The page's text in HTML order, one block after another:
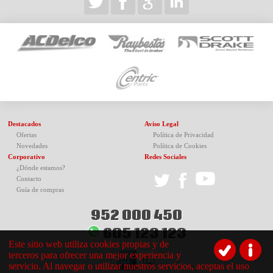
Destacados
Ofertas
Novedades
Corporativo
¿Dónde estamos?
Contacto
Guía de compras
Aviso Legal
Política de Privacidad
Política de Cookies
Redes Sociales
952 000 450
605 123 123
Este sitio web utiliza cookies propias y de
terceros para ofrecer una mejor experiencia y
servicio. Al navegar o utilizar nuestros servicios, aceptas el uso